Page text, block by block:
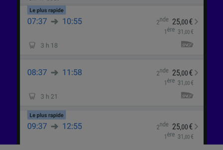
l’identification. Stocker et/ou accéder à des
informations sur un appareil. Publicités et
performance des publicités et du contenu,
études d’audience et développement de
Liste de nos partenaires (fournisseurs)